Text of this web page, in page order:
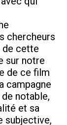
chercheurs
de cette
sur notre
de ce film
campagne
notable,
et sa
subjective,